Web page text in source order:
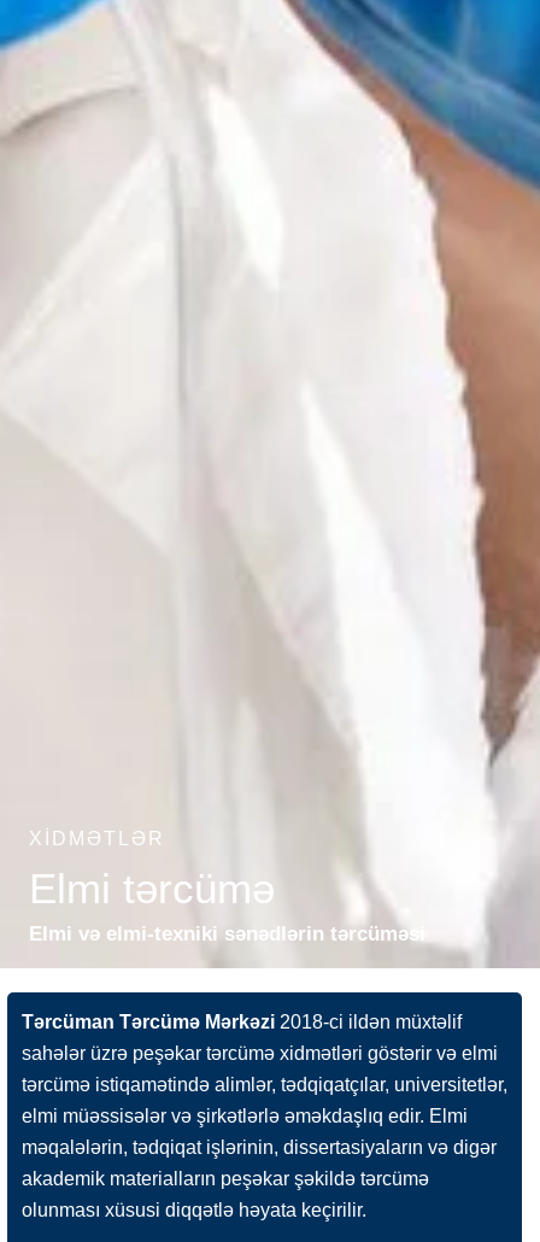
XIDMƏTLƏR
Elmi tərcümə
Elmi və elmi-texniki sənədlərin tərcüməsi
Tərcüman Tərcümə Mərkəzi 2018-ci ildən müxtəlif
sahələr üzrə peşəkar tərcümə xidmətləri göstərir və elmi
tərcümə istiqamətində alimlər, tədqiqatçılar, universitetlər,
elmi müəssisələr və şirkətlərlə əməkdaşlıq edir. Elmi
məqalələrin, tədqiqat işlərinin, dissertasiyaların və digər
akademik materialların peşəkar şəkildə tərcümə
olunması xüsusi diqqətlə həyata keçirilir.